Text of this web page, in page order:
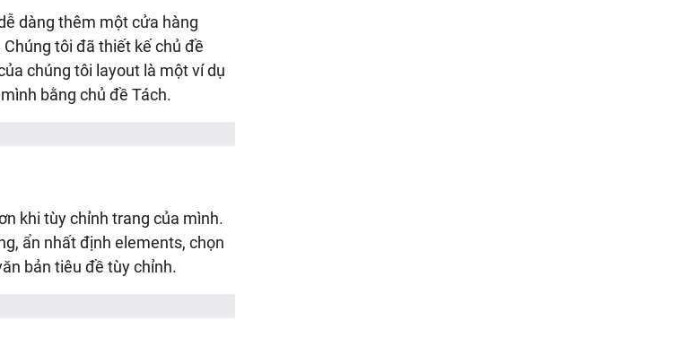
dàng thêm một cửa hàng
tôi đã thiết kế chủ đề
chúng tôi layout là một ví dụ
bằng chủ đề Tách.
khi tùy chỉnh trang của mình.
ẩn nhất định elements, chọn
bản tiêu đề tùy chỉnh.